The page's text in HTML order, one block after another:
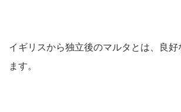
イギリスから独立後のマルタとは、良
ます。